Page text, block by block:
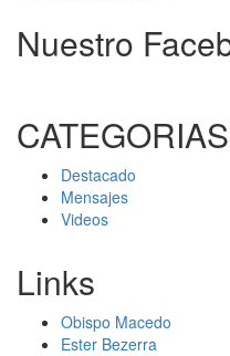
Nuestro
CATEGORIAS
Destacado
Mensajes
Videos
Links
Obispo Macedo
Ester Bezerra